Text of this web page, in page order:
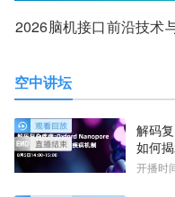
2026脑机接口前沿技术
空中讲坛
解码
如何
开播时